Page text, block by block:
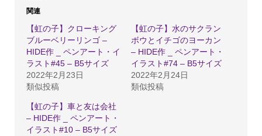
HIDE
_
ペ
ン
ア
ー
ト・
関連
【虹の子】クローキング
ブルーベリーリンゴ –
HIDE作 _ ペンアート・イ
ラスト#45 – B5サイズ
2022年2月23日
類似投稿
【虹の子】水のサクラン
ボウとイチゴのヨーカン
– HIDE作 _ ペンアート・
イラスト#74 – B5サイズ
2022年2月24日
類似投稿
【虹の子】車と友は会社
– HIDE作 _ ペンアート・
イラスト#10 – B5サイズ